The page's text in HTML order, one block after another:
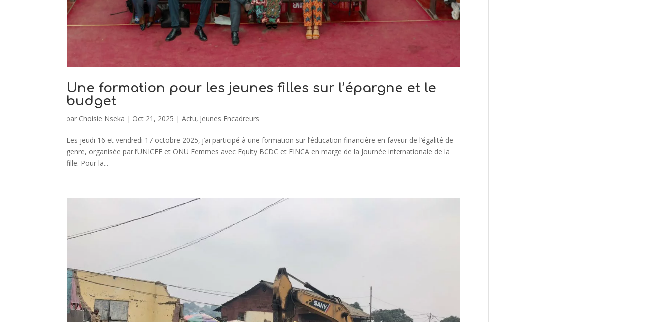
Une formation pour les jeunes filles sur l’épargne et le
budget
par Choisie Nseka | Oct 21, 2025 |Actu, Jeunes Encadreurs
Les jeudi 16 et vendredi 17 octobre 2025, j’ai participé à une formation sur l’éducation financière en faveur de l’égalité de
genre, organisée par l’UNICEF et ONU Femmes avec Equity BCDC et FINCA en marge de la Journée internationale de la
fille. Pour la...